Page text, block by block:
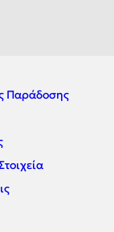
Παράδοσης